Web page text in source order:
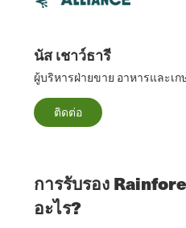
นัส เชาว์ธารี
ผู้บริหารฝ่ายขาย อาหารและเก
ติดต่อ
การรับรอง
อะไร?